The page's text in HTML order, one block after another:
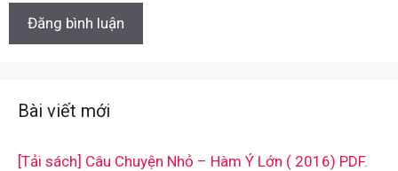
Bài viết mới
[Tải sách] Câu Chuyện Nhỏ – Hàm Ý Lớn ( 2016) PDF.